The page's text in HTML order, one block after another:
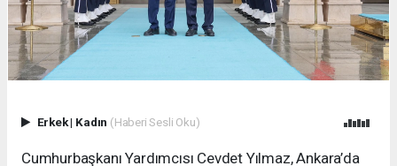
Erkek| Kadın (Haberi Sesli Oku)
Cumhurbaşkanı Yardımcısı Cevdet Yılmaz, Ankara’da